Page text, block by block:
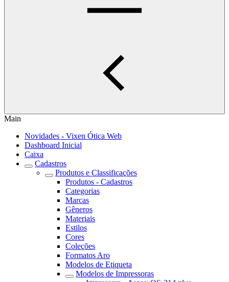
Main
Novidades - Vixen Ótica Web
Dashboard Inicial
Caixa
Cadastros
Produtos e Classificações
Produtos - Cadastros
Categorias
Marcas
Gêneros
Materiais
Estilos
Cores
Coleções
Formatos Aro
Modelos de Etiqueta
Modelos de Impressoras